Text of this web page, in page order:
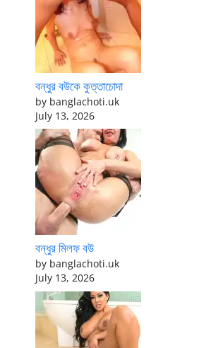
বন্ধুর বউকে কুত্তাচোদা
by banglachoti.uk
July 13, 2026
বন্ধুর মিলফ বউ
by banglachoti.uk
July 13, 2026